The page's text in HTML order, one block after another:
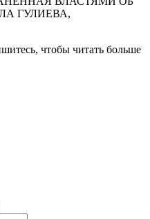
ГУЛИЕВА,
чтобы читать больше